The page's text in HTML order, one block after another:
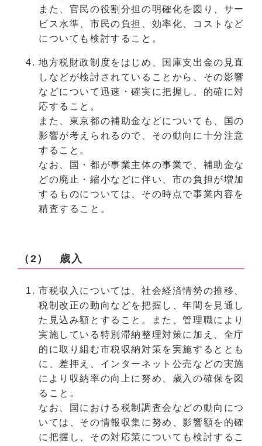
また、官民の役割分担の明確化を図り、サー
ビス水準、市民の負担、効率化、コストなど
についても検討すること。
地方税財政制度をはじめ、国庫支出金の見直
しなどが検討されていることから、その影響
などについて迅速・確実に把握し、的確に対
応すること。
また、東京都の補助金などについても、国の
影響が考えられるので、その動向に十分注意
すること。
なお、国・都が事業主体の事業で、補助金な
どの廃止・縮小などに伴い、市の負担が増加
するものについては、その時点で事業内容を
精査すること。
（2） 歳入
市税収入については、社会経済情勢の推移、
税制改正の動向などを把握し、年間を見通し
た見込み額とすること。また、管理職により
実施している特別滞納整理対策に加え、全庁
的に取り組む市税収納対策を実施するととも
に、差押え、インターネット公売などの実施
により収納率の向上に努め、歳入の確保を図
ること。
なお、国における税制調査会などの動向につ
いては、その情報収集に努め、影響額を的確
に把握し、その対応策についても検討するこ